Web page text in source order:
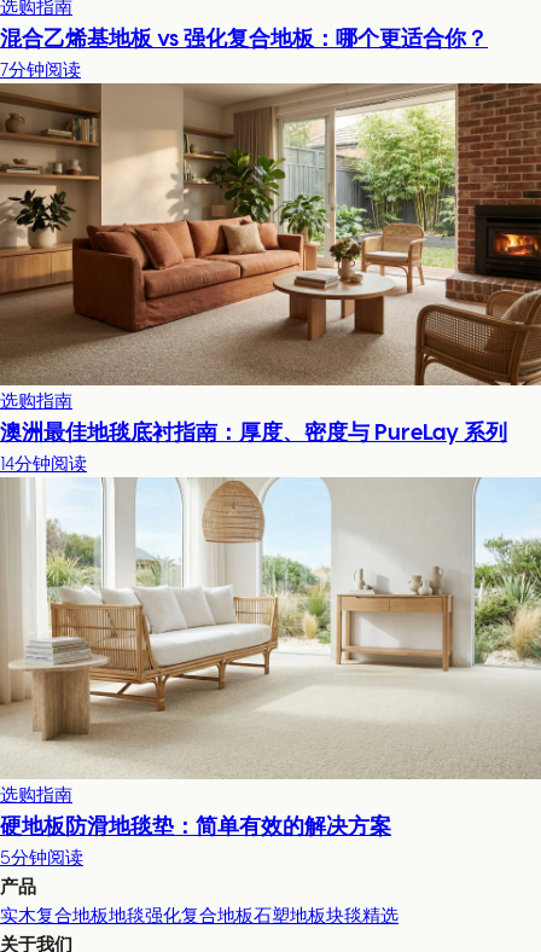
选购指南
混合乙烯基地板 vs 强化复合地板：哪个更适合你？
7分钟阅读
选购指南
澳洲最佳地毯底衬指南：厚度、密度与 PureLay 系列
14分钟阅读
选购指南
硬地板防滑地毯垫：简单有效的解决方案
5分钟阅读
产品
实木复合地板地毯强化复合地板石塑地板块毯精选
关于我们